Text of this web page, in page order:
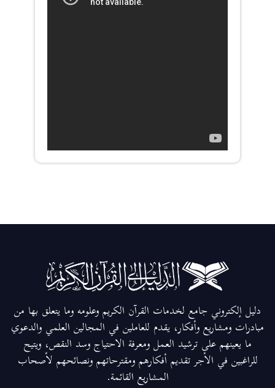
دليل إلكتروني جامع لخدمات القرآن الكريم وعلومه وما يتعلق بها من
مبادرات ومشاريع وأفكار، يقدم للعاملين في المجالين العلمي والدعوي
ما يعينهم على ترشيد العمل ومعرفة الاحتياج وسد النقص، ويتيح
للراغبين في الأجر تقديم أفكارهم ومقترحاتهم ونصائحهم لأصحاب
المشاريع القائمة.